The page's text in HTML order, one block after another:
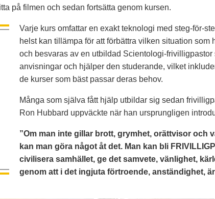
på filmen och sedan fortsätta genom kursen.
Varje kurs omfattar en exakt teknologi med steg-för-
helst kan tillämpa för att förbättra vilken situation som
och besvaras av en utbildad Scientologi-frivilligpastor
anvisningar och hjälper den studerande, vilket
de kurser som bäst passar deras behov.
Många som själva fått hjälp utbildar sig sedan
Ron Hubbard uppväckte när han ursprungligen
”Om man inte gillar brott, grymhet, orättvisor och
kan man göra något åt det. Man kan bli
civilisera samhället, ge det samvete, vänlighet,
genom att i det ingjuta förtroende, anständighet,